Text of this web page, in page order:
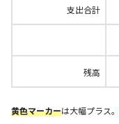
支出合計
残高
黄色マーカーは大幅プラス。